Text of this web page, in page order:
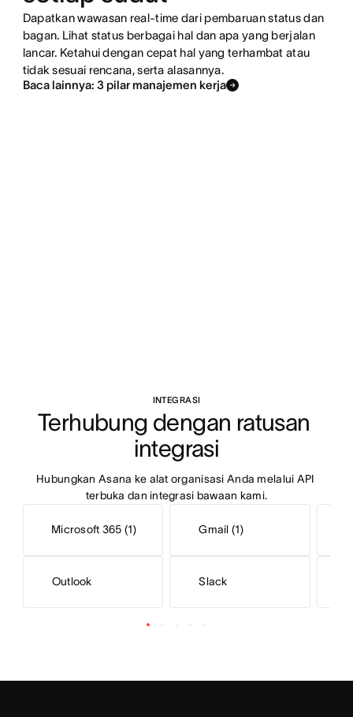
Dapatkan wawasan real-time dari pembaruan status dan
bagan. Lihat status berbagai hal dan apa yang berjalan
lancar. Ketahui dengan cepat hal yang terhambat atau
tidak sesuai rencana, serta alasannya.
Baca lainnya: 3 pilar manajemen kerja
INTEGRASI
Terhubung dengan ratusan
integrasi
Hubungkan Asana ke alat organisasi Anda melalui API
terbuka dan integrasi bawaan kami.
Microsoft 365 (1)
Outlook
Gmail (1)
Slack